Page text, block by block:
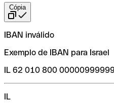
Cópia
IBAN inválido
Exemplo de IBAN para Israel
IL 62 010 800
IL